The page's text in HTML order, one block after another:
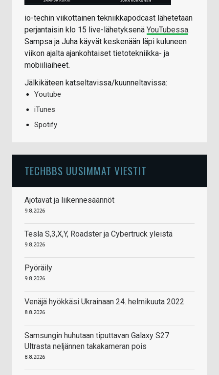
io-techin viikottainen tekniikkapodcast lähetetään
perjantaisin klo 15 live-lähetyksenä YouTubessa.
Sampsa ja Juha käyvät keskenään läpi kuluneen
viikon ajalta ajankohtaiset tietotekniikka- ja
mobiiliaiheet.
Jälkikäteen katseltavissa/kuunneltavissa:
Youtube
iTunes
Spotify
TECHBBS UUSIMMAT VIESTIT
Ajotavat ja liikennesäännöt
9.8.2026
Tesla S,3,X,Y, Roadster ja Cybertruck yleistä
9.8.2026
Pyöräily
9.8.2026
Venäjä hyökkäsi Ukrainaan 24. helmikuuta 2022
8.8.2026
Samsungin huhutaan tiputtavan Galaxy S27
Ultrasta neljännen takakameran pois
8.8.2026